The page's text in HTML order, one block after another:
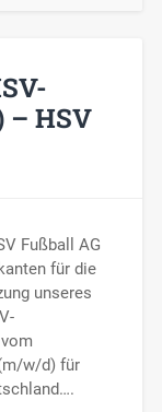
– HSV
Fußball AG
für die
unseres
w/d) für